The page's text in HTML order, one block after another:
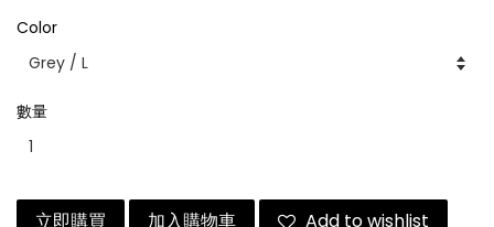
Color
數量
立即購買 加入購物車 Add to wishlist